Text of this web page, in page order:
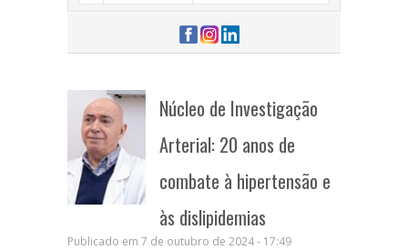
Núcleo de Investigação
Arterial: 20 anos de
combate à hipertensão e
às dislipidemias
Publicado em 7 de outubro de 2024 - 17:49